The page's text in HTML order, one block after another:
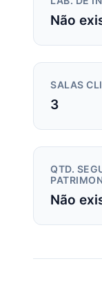
Não
SALAS
3
QTD.
Não